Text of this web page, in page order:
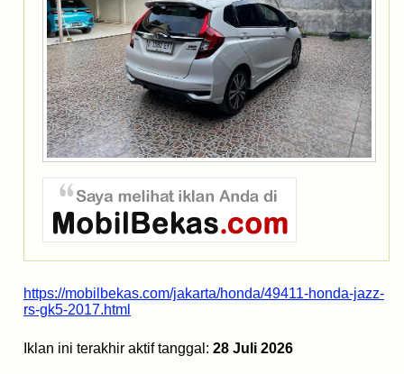
https://mobilbekas.com/jakarta/honda/49411-honda-jazz-
rs-gk5-2017.html
Iklan ini terakhir aktif tanggal: 28 Juli 2026